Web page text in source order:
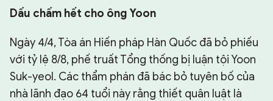
Dấu chấm hết cho ông Yoon
Ngày 4/4, Tòa án Hiến pháp Hàn Quốc đã bỏ phiếu
với tỷ lệ 8/8, phế truất Tổng thống bị luận tội Yoon
Suk-yeol. Các thẩm phán đã bác bỏ tuyên bố của
nhà lãnh đạo 64 tuổi này rằng thiết quân luật là